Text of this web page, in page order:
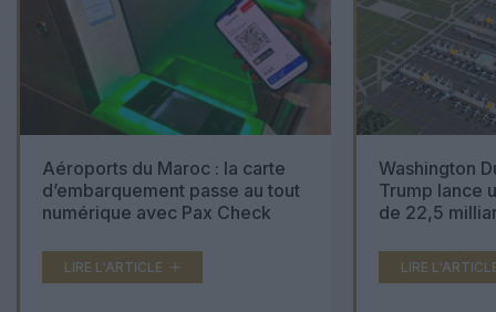
Aéroports du Maroc : la carte
d’embarquement passe au tout
numérique avec Pax Check
LIRE L'ARTICLE
Washington
Trump lance
de 22,5
LIRE